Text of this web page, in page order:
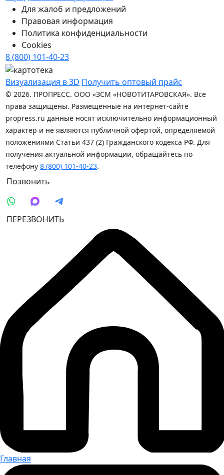
Для жалоб и предложений
Правовая информация
Политика конфиденциальности
Cookies
8 (800) 101-40-23
Визуализация в 3D Получить оптовый прайс
© 2026. ПРОПРЕСС. ООО «ЗСМ «НОВОТИТАРОВСКАЯ». Все
права защищены. Размещенные на интернет-сайте
propress.ru данные носят исключительно информационный
характер и не являются публичной офертой, определяемой
положениями Статьи 437 (2) Гражданского кодекса РФ. Для
получения актуальной информации, обращайтесь по
телефону8 (800) 101-40-23.
Позвонить
ПЕРЕЗВОНИТЬ
Главная